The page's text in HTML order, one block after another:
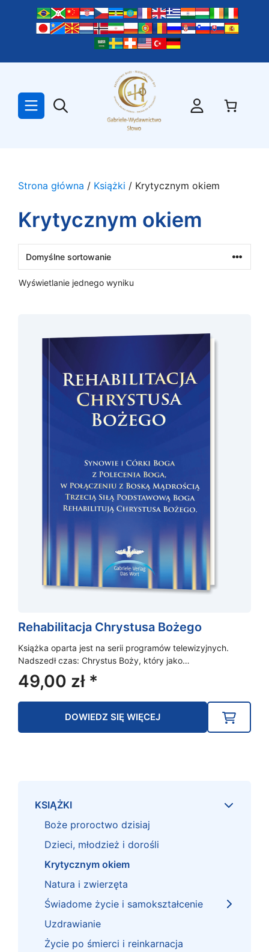
Strona główna / Książki / Krytycznym okiem
Krytycznym okiem
Wyświetlanie jednego wyniku
Rehabilitacja Chrystusa Bożego
Książka oparta jest na serii programów telewizyjnych.
Nadszedł czas: Chrystus Boży, który jako…
49,00 zł *
DOWIEDZ SIĘ WIĘCEJ
KSIĄŻKI
Boże proroctwo dzisiaj
Dzieci, młodzież i dorośli
Krytycznym okiem
Natura i zwierzęta
Świadome życie i samokształcenie
Uzdrawianie
Życie po śmierci i reinkarnacja